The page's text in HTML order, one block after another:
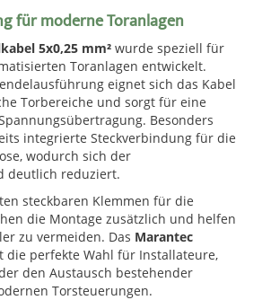
für moderne Toranlagen
5x0,25 mm² wurde speziell für
Toranlagen entwickelt.
eignet sich das Kabel
Torbereiche und sorgt für eine
Besonders
integrierte Steckverbindung für die
wodurch sich der
deutlich reduziert.
steckbaren Klemmen für die
die Montage zusätzlich und helfen
zu vermeiden. Das Marantec
die perfekte Wahl für Installateure,
den Austausch bestehender
Torsteuerungen.